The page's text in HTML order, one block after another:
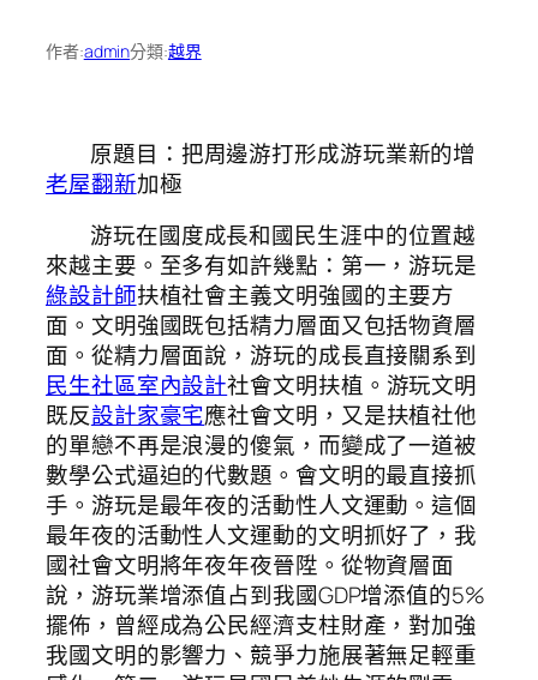
作者:admin分類:越界
原題目：把周邊游打形成游玩業新的增
老屋翻新加極
游玩在國度成長和國民生涯中的位置越
來越主要。至多有如許幾點：第一，游玩是
綠設計師扶植社會主義文明強國的主要方
面。文明強國既包括精力層面又包括物資層
面。從精力層面說，游玩的成長直接關系到
民生社區室內設計社會文明扶植。游玩文明
既反設計家豪宅應社會文明，又是扶植社他
的單戀不再是浪漫的傻氣，而變成了一道被
數學公式逼迫的代數題。會文明的最直接抓
手。游玩是最年夜的活動性人文運動。這個
最年夜的活動性人文運動的文明抓好了，我
國社會文明將年夜年夜晉陞。從物資層面
說，游玩業增添值占到我國GDP增添值的5%
擺佈，曾經成為公民經濟支柱財產，對加強
我國文明的影響力、競爭力施展著無足輕重